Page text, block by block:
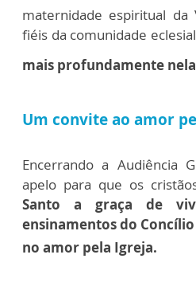
maternidade espiritual da
fiéis da comunidade
mais profundamente
Um convite ao amor
Encerrando a Audiência
apelo para que os
Santo a graça de
ensinamentos do
no amor pela Igreja.